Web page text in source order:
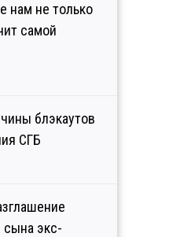
нам не только
самой
блэкаутов
СГБ
экс-